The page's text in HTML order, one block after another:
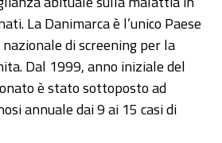
La Danimarca è l’unico Paese
di screening per la
Dal 1999, anno iniziale del
è stato sottoposto ad
annuale dai 9 ai 15 casi di